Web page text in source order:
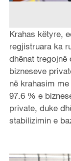
Krahas këtyre,
regjistruara ka
dhënat tregojnë
bizneseve
në krahasim
97.6 % e
private, duke
stabilizimin e